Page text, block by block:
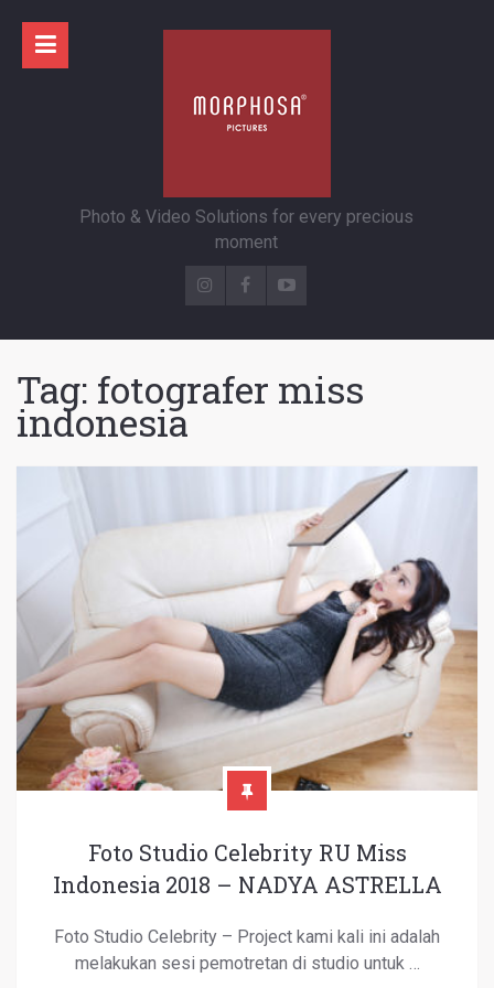
Photo & Video Solutions for every precious
moment
Tag: fotografer miss
indonesia
Foto Studio Celebrity RU Miss
Indonesia 2018 – NADYA ASTRELLA
Foto Studio Celebrity – Project kami kali ini adalah
melakukan sesi pemotretan di studio untuk …